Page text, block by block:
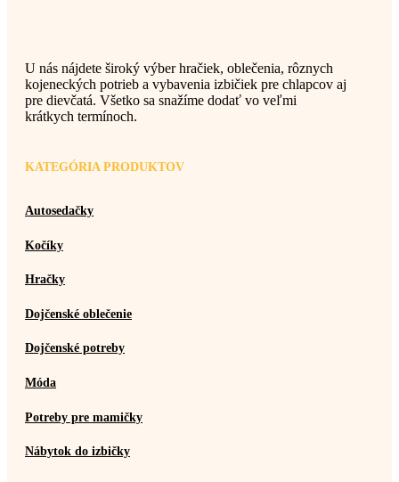
U nás nájdete široký výber hračiek, oblečenia, rôznych
kojeneckých potrieb a vybavenia izbičiek pre chlapcov aj
pre dievčatá. Všetko sa snažíme dodať vo veľmi
krátkych termínoch.
KATEGÓRIA PRODUKTOV
Autosedačky
Kočíky
Hračky
Dojčenské oblečenie
Dojčenské potreby
Móda
Potreby pre mamičky
Nábytok do izbičky